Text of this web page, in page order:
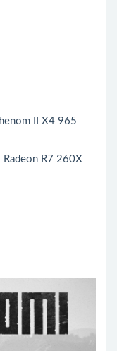
II X4 965
R7 260X